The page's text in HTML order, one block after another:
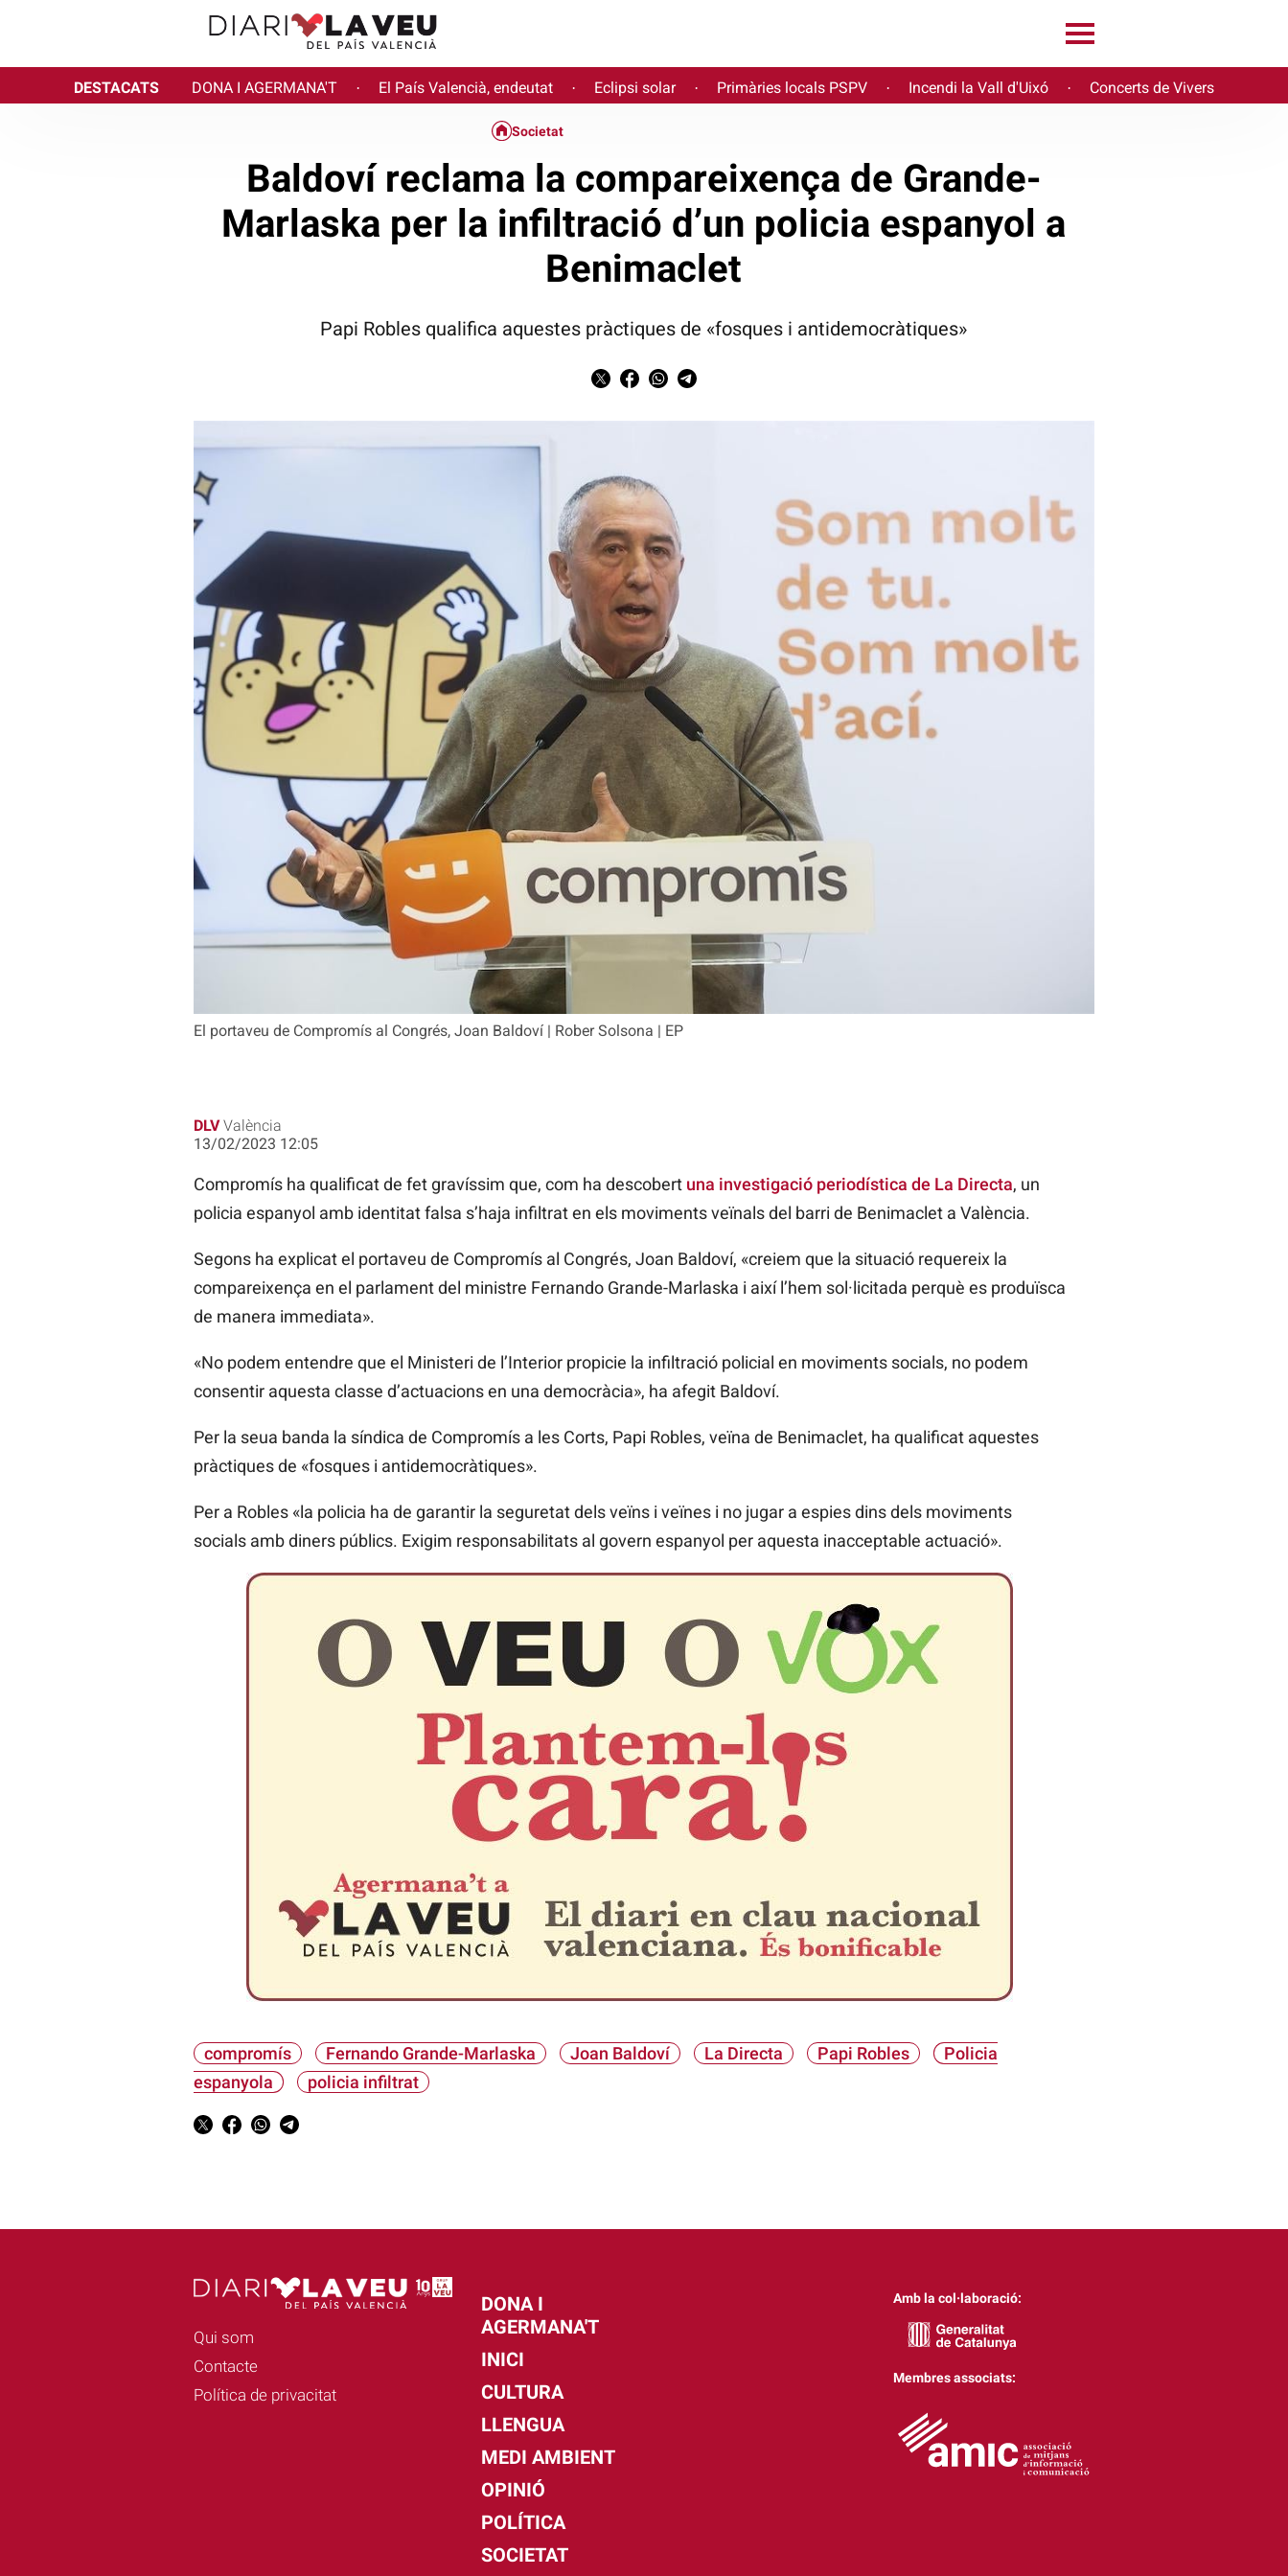
DESTACATS DONA I AGERMANA'T · El País Valencià, endeutat · Eclipsi solar · Primàries locals PSPV · Incendi la Vall d'Uixó · Concerts de Vivers
El portaveu de Compromís al Congrés, Joan Baldoví | Rober Solsona | EP
Societat
Baldoví reclama la compareixença de Grande-
Marlaska per la infiltració d’un policia espanyol a
Benimaclet
Papi Robles qualifica aquestes pràctiques de «fosques i antidemocràtiques»
DLV València
13/02/2023 12:05
Compromís ha qualificat de fet gravíssim que, com ha descobertuna investigació periodística de La Directa, un
policia espanyol amb identitat falsa s’haja infiltrat en els moviments veïnals del barri de Benimaclet a València.
Segons ha explicat el portaveu de Compromís al Congrés, Joan Baldoví, «creiem que la situació requereix la
compareixença en el parlament del ministre Fernando Grande-Marlaska i així l’hem sol·licitada perquè es produïsca
de manera immediata».
«No podem entendre que el Ministeri de l’Interior propicie la infiltració policial en moviments socials, no podem
consentir aquesta classe d’actuacions en una democràcia», ha afegit Baldoví.
Per la seua banda la síndica de Compromís a les Corts, Papi Robles, veïna de Benimaclet, ha qualificat aquestes
pràctiques de «fosques i antidemocràtiques».
Per a Robles «la policia ha de garantir la seguretat dels veïns i veïnes i no jugar a espies dins dels moviments
socials amb diners públics. Exigim responsabilitats al govern espanyol per aquesta inacceptable actuació».
compromís Fernando Grande-Marlaska Joan Baldoví La Directa Papi Robles
Policia
espanyola
policia infiltrat
Qui som
Contacte
Política de privacitat
DONA I
AGERMANA'T
INICI
CULTURA
LLENGUA
MEDI AMBIENT
OPINIÓ
POLÍTICA
SOCIETAT
Amb la col·laboració:
Membres associats: